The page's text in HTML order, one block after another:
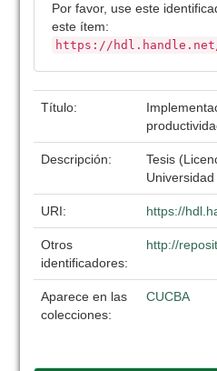
Por favor, use este
este ítem:
https://hdl.handle.net/
Título:
Descripción:
Tesis
URI: https://
Otros
identificadores:
http://
Aparece en las
colecciones:
CUCBA